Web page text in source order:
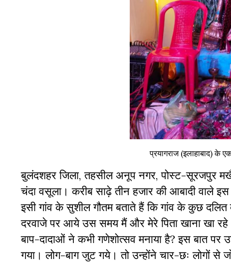
प्रयागराज (इलाहाबाद) के
बुलंदशहर जिला, तहसील अनूप नगर, पोस्ट-सूरजपुर
चंदा वसूला। करीब साढ़े तीन हजार की आबादी वाले इस
इसी गांव के सुशील गौतम बताते हैं कि गांव के कुछ
दरवाजे पर आये उस समय मैं और मेरे पिता खाना खा
बाप-दादाओं ने कभी गणेशोत्सव मनाया है? इस बात पर
गया। लोग-बाग जुट गये। तो उन्होंने चार-छः लोगों से